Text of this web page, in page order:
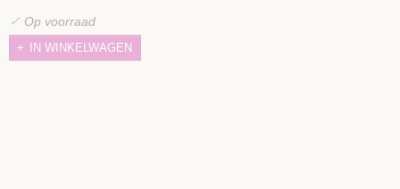
✓ Op voorraad
IN WINKELWAGEN